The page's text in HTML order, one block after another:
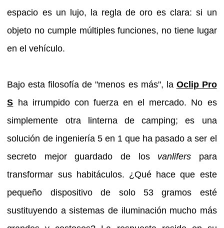
espacio es un lujo, la regla de oro es clara: si un
objeto no cumple múltiples funciones, no tiene lugar
en el vehículo.
Bajo esta filosofía de "menos es más", la Oclip Pro
S ha irrumpido con fuerza en el mercado. No es
simplemente otra linterna de camping; es una
solución de ingeniería 5 en 1 que ha pasado a ser el
secreto mejor guardado de los vanlifers para
transformar sus habitáculos. ¿Qué hace que este
pequeño dispositivo de solo 53 gramos esté
sustituyendo a sistemas de iluminación mucho más